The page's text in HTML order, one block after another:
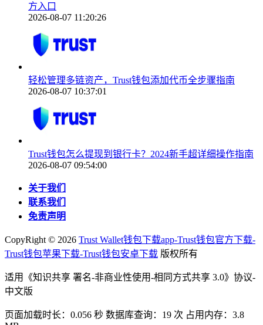
方入口
2026-08-07 11:20:26
轻松管理多链资产，Trust钱包添加代币全步骤指南
2026-08-07 10:37:01
Trust钱包怎么提现到银行卡？2024新手超详细操作指南
2026-08-07 09:54:00
关于我们
联系我们
免责声明
CopyRight © 2026 Trust Wallet钱包下载app-Trust钱包官方下载-
Trust钱包苹果下载-Trust钱包安卓下载 版权所有
适用《知识共享 署名-非商业性使用-相同方式共享 3.0》协议-
中文版
页面加载时长：0.056 秒 数据库查询：19 次 占用内存：3.8